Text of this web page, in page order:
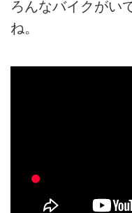
ろんなバイクがい
ね。